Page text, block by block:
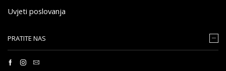
Uvjeti poslovanja
PRATITE NAS